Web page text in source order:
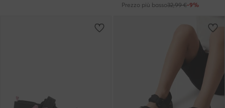
Prezzo più basso32,99 €-9%